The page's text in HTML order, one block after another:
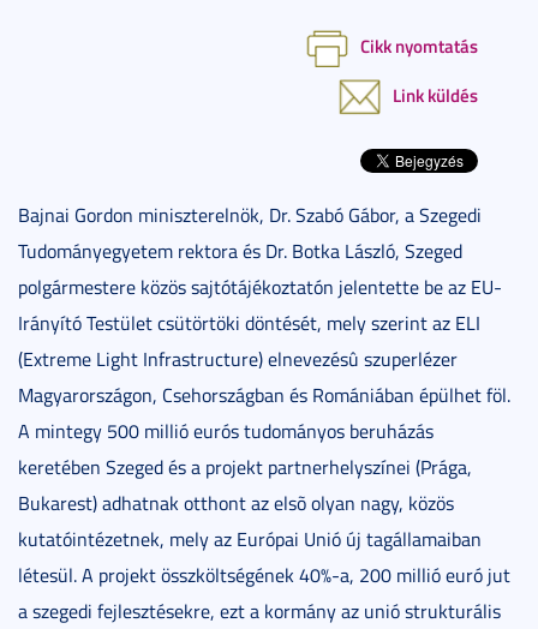
Cikk nyomtatás
Link küldés
Bajnai Gordon miniszterelnök, Dr. Szabó Gábor, a Szegedi
Tudományegyetem rektora és Dr. Botka László, Szeged
polgármestere közös sajtótájékoztatón jelentette be az EU-
Irányító Testület csütörtöki döntését, mely szerint az ELI
(Extreme Light Infrastructure) elnevezésû szuperlézer
Magyarországon, Csehországban és Romániában épülhet föl.
A mintegy 500 millió eurós tudományos beruházás
keretében Szeged és a projekt partnerhelyszínei (Prága,
Bukarest) adhatnak otthont az elsõ olyan nagy, közös
kutatóintézetnek, mely az Európai Unió új tagállamaiban
létesül. A projekt összköltségének 40%-a, 200 millió euró jut
a szegedi fejlesztésekre, ezt a kormány az unió strukturális